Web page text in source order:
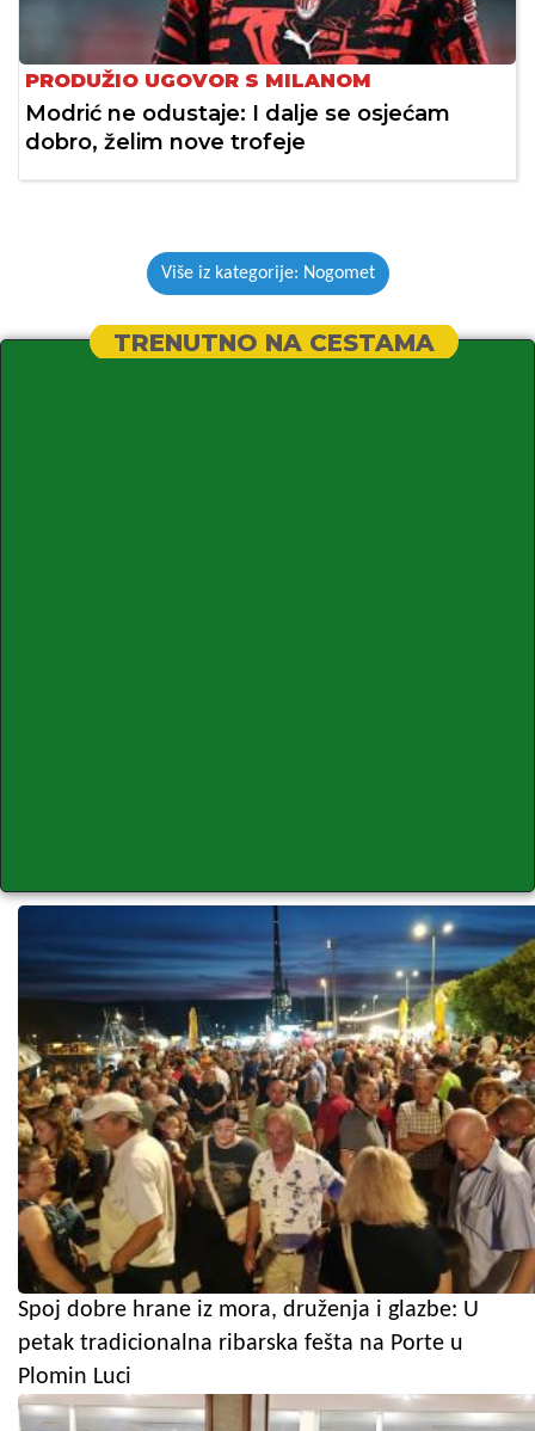
PRODUŽIO UGOVOR S MILANOM
Modrić ne odustaje: I dalje se osjećam
dobro, želim nove trofeje
Više iz kategorije: Nogomet
TRENUTNO NA CESTAMA
Spoj dobre hrane iz mora, druženja i glazbe: U
petak tradicionalna ribarska fešta na Porte u
Plomin Luci